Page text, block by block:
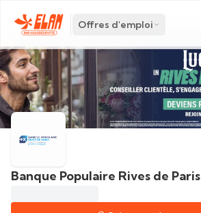
Offres d'emploi
Banque Populaire Rives de Paris